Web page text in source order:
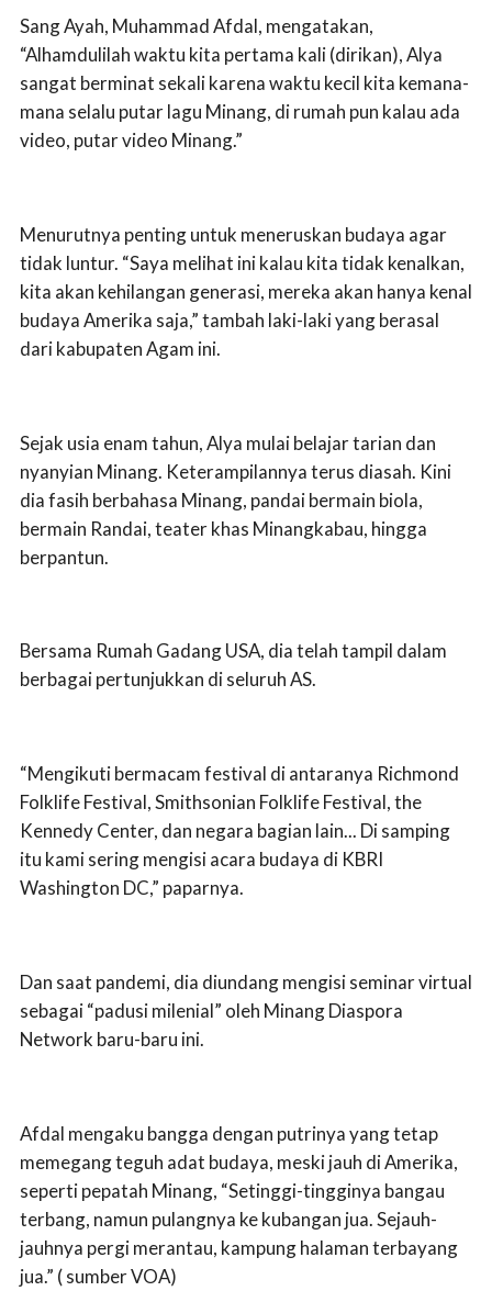
Sang Ayah, Muhammad Afdal, mengatakan,
“Alhamdulilah waktu kita pertama kali (dirikan), Alya
sangat berminat sekali karena waktu kecil kita kemana-
mana selalu putar lagu Minang, di rumah pun kalau ada
video, putar video Minang.”
Menurutnya penting untuk meneruskan budaya agar
tidak luntur. “Saya melihat ini kalau kita tidak kenalkan,
kita akan kehilangan generasi, mereka akan hanya kenal
budaya Amerika saja,” tambah laki-laki yang berasal
dari kabupaten Agam ini.
Sejak usia enam tahun, Alya mulai belajar tarian dan
nyanyian Minang. Keterampilannya terus diasah. Kini
dia fasih berbahasa Minang, pandai bermain biola,
bermain Randai, teater khas Minangkabau, hingga
berpantun.
Bersama Rumah Gadang USA, dia telah tampil dalam
berbagai pertunjukkan di seluruh AS.
“Mengikuti bermacam festival di antaranya Richmond
Folklife Festival, Smithsonian Folklife Festival, the
Kennedy Center, dan negara bagian lain... Di samping
itu kami sering mengisi acara budaya di KBRI
Washington DC,” paparnya.
Dan saat pandemi, dia diundang mengisi seminar virtual
sebagai “padusi milenial” oleh Minang Diaspora
Network baru-baru ini.
Afdal mengaku bangga dengan putrinya yang tetap
memegang teguh adat budaya, meski jauh di Amerika,
seperti pepatah Minang, “Setinggi-tingginya bangau
terbang, namun pulangnya ke kubangan jua. Sejauh-
jauhnya pergi merantau, kampung halaman terbayang
jua.” ( sumber VOA)